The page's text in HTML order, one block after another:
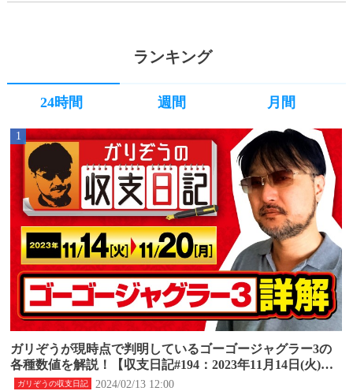
ランキング
24時間 週間 月間
1
ガリぞうの収支日記
ガリぞうが現時点で判明しているゴーゴージャグラー3の
各種数値を解説！【収支日記#194：2023年11月14日(火)～1
1月20日(月)】
2024/02/13 12:00